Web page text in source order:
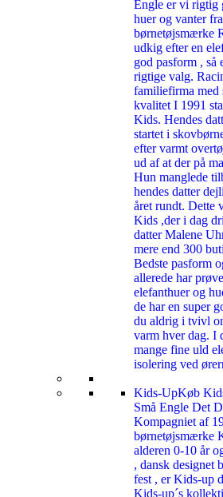
Engle er vi rigtig
huer og vanter
børnetøjsmærke
udkig efter en
god pasform , så
rigtige valg.
familiefirma med
kvalitet I 1991
Kids. Hendes
startet i
efter varmt
ud af at der på
Hun manglede
hendes datter
året rundt. Dette
Kids ,der i dag
datter Malene
mere end 300
Bedste pasform
allerede har
elefanthuer og
de har en super
du aldrig i tvivl
varm hver dag. I
mange fine uld
isolering ved
Kids-UpKøb
Små Engle Det
Kompagniet af
børnetøjsmærke
alderen 0-10 år
, dansk designet
fest , er Kids-up
Kids-up´s